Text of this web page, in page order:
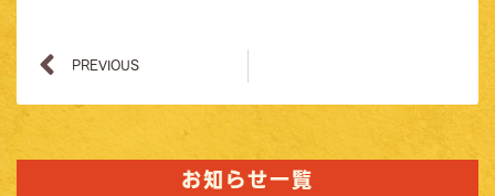
PREVIOUS
お知らせ一覧